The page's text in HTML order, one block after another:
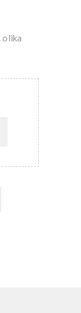
olika